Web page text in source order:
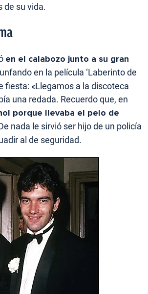
de su vida.
en el calabozo junto a su gran
en la película ‘Laberinto de
fiesta: «Llegamos a la discoteca
una redada. Recuerdo que, en
porque llevaba el pelo de
nada le sirvió ser hijo de un policía
al de seguridad.